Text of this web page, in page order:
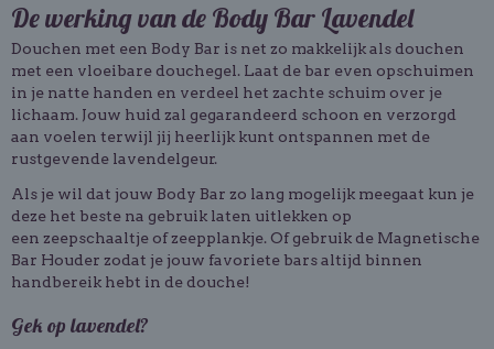
De werking van de Body Bar Lavendel
Douchen met een Body Bar is net zo makkelijk als douchen
met een vloeibare douchegel. Laat de bar even opschuimen
in je natte handen en verdeel het zachte schuim over je
lichaam. Jouw huid zal gegarandeerd schoon en verzorgd
aan voelen terwijl jij heerlijk kunt ontspannen met de
rustgevende lavendelgeur.
Als je wil dat jouw Body Bar zo lang mogelijk meegaat kun je
deze het beste na gebruik laten uitlekken op
een zeepschaaltje of zeepplankje. Of gebruik de Magnetische
Bar Houder zodat je jouw favoriete bars altijd binnen
handbereik hebt in de douche!
Gek op lavendel?